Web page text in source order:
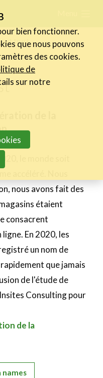
trust
de la
le monde soit
nous avons fait des
étaient
consacrent
En 2020, les
un nom de
que jamais
de l'étude de
Consulting pour
de la
names
du secteur
Vidéos
des membres
member Account
bien fonctionner.
que nous pouvons
des cookies.
de
sur notre